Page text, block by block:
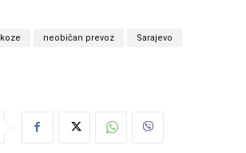
koze neobičan prevoz Sarajevo